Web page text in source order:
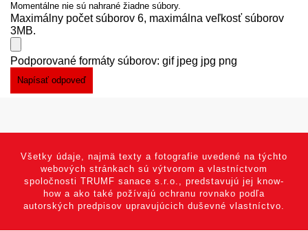
Momentálne nie sú nahrané žiadne súbory.
Maximálny počet súborov 6, maximálna veľkosť súborov
3MB.
Podporované formáty súborov: gif jpeg jpg png
Všetky údaje, najmä texty a fotografie uvedené na týchto
webových stránkach sú výtvorom a vlastníctvom
spoločnosti TRUMF sanace s.r.o., predstavujú jej know-
how a ako také požívajú ochranu rovnako podľa
autorských predpisov upravujúcich duševné vlastníctvo.